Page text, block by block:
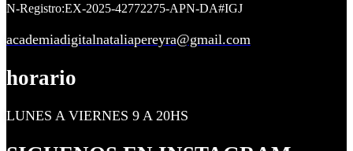
N-Registro:EX-2025-42772275-APN-DA#IGJ
academiadigitalnataliapereyra@gmail.com
horario
LUNES A VIERNES 9 A 20HS